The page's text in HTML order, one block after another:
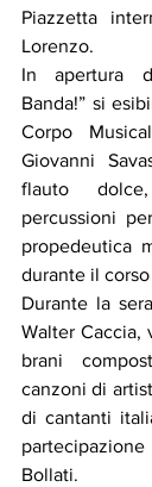
Piazzetta
Lorenzo.
In apertura
Banda!” si
Corpo
Giovanni
flauto
percussioni
propedeutica
durante il corso
Durante la
Walter Caccia,
brani
canzoni di
di cantanti
Bollati.